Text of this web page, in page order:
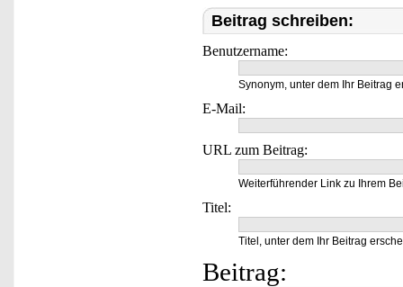
Beitrag schreiben:
Benutzername:
Synonym, unter dem Ihr Beitrag
E-Mail:
URL zum Beitrag:
Weiterführender Link zu Ihrem
Titel:
Titel, unter dem Ihr Beitrag
Beitrag: